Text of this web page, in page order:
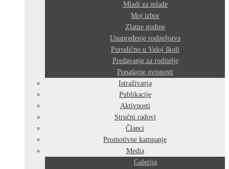
Mladi za mlade
Moj izbor
Zlatne godine
Unapređenje roditeljstva
Porodično u Vašoj školi
Predavanje za roditelje
Ponašajne ovisnosti
Istraživanja
Publikacije
Aktivnosti
Stručni radovi
Članci
Promotivne kampanje
Media
Galerija